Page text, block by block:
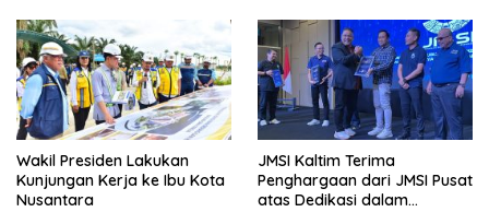
Wakil Presiden Lakukan
Kunjungan Kerja ke Ibu Kota
Nusantara
JMSI Kaltim Terima
Penghargaan dari JMSI Pusat
atas Dedikasi dalam